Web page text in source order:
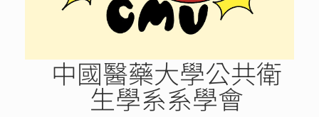
中國醫藥大學公共衛
生學系系學會